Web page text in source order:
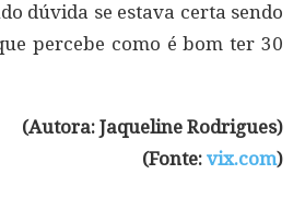
dúvida se estava certa sendo
percebe como é bom ter 30
(Autora: Jaqueline Rodrigues)
(Fonte: vix.com)